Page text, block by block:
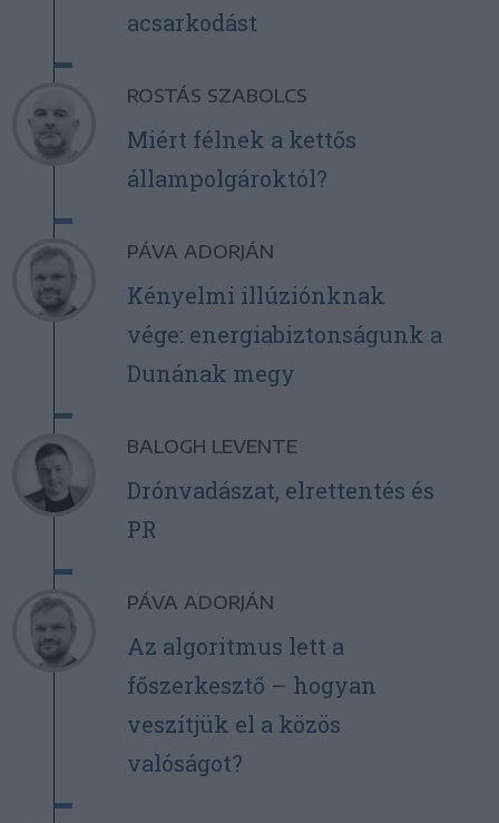
acsarkodást
ROSTÁS SZABOLCS
Miért félnek a kettős
állampolgároktól?
PÁVA ADORJÁN
Kényelmi illúziónknak
vége: energiabiztonságunk a
Dunának megy
BALOGH LEVENTE
Drónvadászat, elrettentés és
PR
PÁVA ADORJÁN
Az algoritmus lett a
főszerkesztő – hogyan
veszítjük el a közös
valóságot?